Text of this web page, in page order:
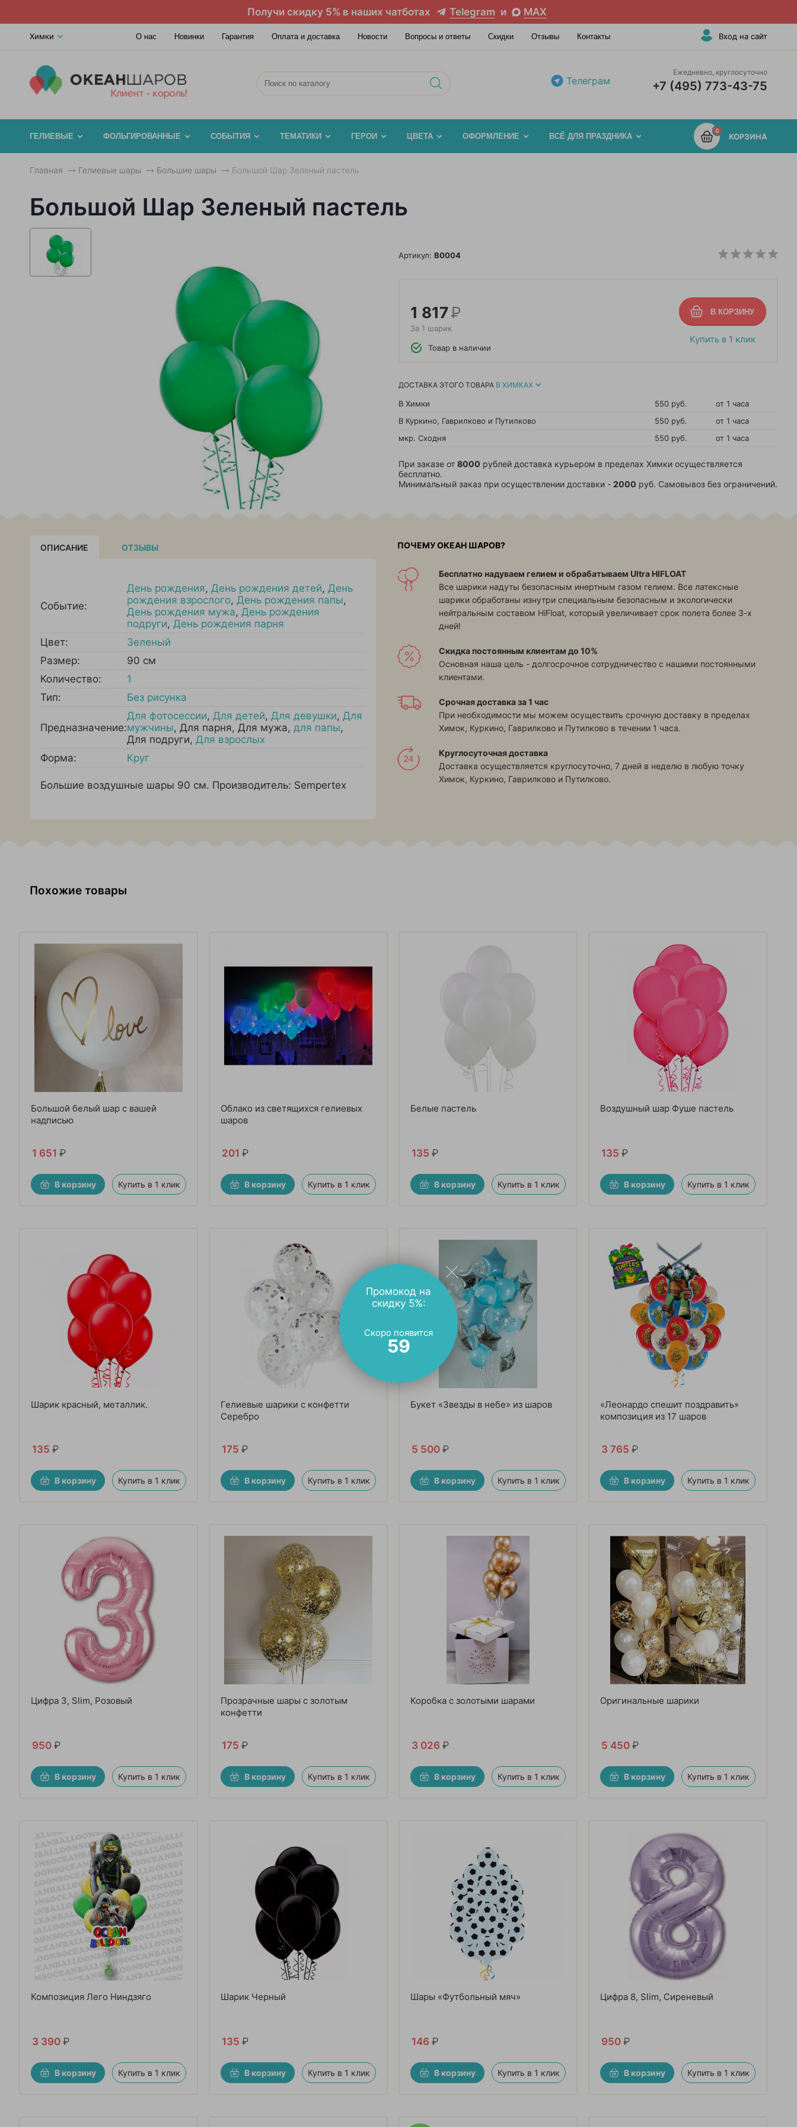
Получи скидку 5% в наших чатботах Telegram и MAX
Химки О нас Новинки Гарантия Оплата и доставка Новости Вопросы и ответы Скидки Отзывы Контакты Вход на сайт
Телеграм
Ежедневно, круглосуточно
+7 (495) 773-43-75
0
КОРЗИНА
ГЕЛИЕВЫЕ ФОЛЬГИРОВАННЫЕ СОБЫТИЯ ТЕМАТИКИ ГЕРОИ ЦВЕТА ОФОРМЛЕНИЕ ВСЁ ДЛЯ ПРАЗДНИКА
Главная Гелиевые шары Большие шары Большой Шар Зеленый пастель
Большой Шар Зеленый пастель
Артикул: B0004
Купить в 1 клик
1 817Р
За 1 шарик
Товар в наличии
ДОСТАВКА ЭТОГО ТОВАРА В ХИМКАХ
В Химки 550 руб.
от 1 часа
В Куркино, Гаврилково и Путилково
550 руб.
от 1 часа
мкр. Сходня
550 руб. от 1 часа
При заказе от 8000 рублей доставка курьером в пределах Химки осуществляется
бесплатно.
Минимальный заказ при осуществлении доставки - 2000 руб. Самовывоз без ограничений.
ОПИСАНИЕ ОТЗЫВЫ
Событие:
День рождения, День рождения детей, День
рождения взрослого, День рождения папы,
День рождения мужа, День рождения
подруги, День рождения парня
Цвет:
Зеленый
Размер:
90 см
Количество:
1
Тип:
Без рисунка
Предназначение:
Для фотосессии, Для детей, Для девушки, Для
мужчины, Для парня, Для мужа, для папы,
Для подруги, Для взрослых
Форма:
Круг
Большие воздушные шары 90 см. Производитель: Sempertex
ПОЧЕМУ ОКЕАН ШАРОВ?
Бесплатно надуваем гелием и обрабатываем Ultra HIFLOAT
Все шарики надуты безопасным инертным газом гелием. Все латексные
шарики обработаны изнутри специальным безопасным и экологически
нейтральным составом HiFloat, который увеличивает срок полета более 3-х
дней!
Скидка постоянным клиентам до 10%
Основная наша цель - долгосрочное сотрудничество с нашими постоянными
клиентами.
Срочная доставка за 1 час
При необходимости мы можем осуществить срочную доставку в пределах
Химок, Куркино, Гаврилково и Путилково в течении 1 часа.
Круглосуточная доставка
Доставка осуществляется круглосуточно, 7 дней в неделю в любую точку
Химок, Куркино, Гаврилково и Путилково.
Похожие товары
Большой белый шар с вашей
надписью
1 651 ₽
В корзину Купить в 1 клик
Облако из светящихся гелиевых
шаров
201 ₽
В корзину Купить в 1 клик
Белые пастель
135 ₽
В корзину Купить в 1 клик
Воздушный шар Фуше пастель
135 ₽
В корзину Купить в 1 клик
Шарик красный, металлик.
135 ₽
В корзину Купить в 1 клик
Гелиевые шарики с конфетти
Серебро
175 ₽
В корзину Купить в 1 клик
Букет «Звезды в небе» из шаров
5 500 ₽
В корзину Купить в 1 клик
«Леонардо спешит поздравить»
композиция из 17 шаров
3 765 ₽
В корзину Купить в 1 клик
Цифра 3, Slim, Розовый
950 ₽
В корзину Купить в 1 клик
Прозрачные шары с золотым
конфетти
175 ₽
В корзину Купить в 1 клик
Коробка с золотыми шарами
3 026 ₽
В корзину Купить в 1 клик
Оригинальные шарики
5 450 ₽
В корзину Купить в 1 клик
Композиция Лего Ниндзяго
3 390 ₽
В корзину Купить в 1 клик
Шарик Черный
135 ₽
В корзину Купить в 1 клик
Шары «Футбольный мяч»
146 ₽
В корзину Купить в 1 клик
Цифра 8, Slim, Сиреневый
950 ₽
В корзину Купить в 1 клик
Промокод на
скидку 5%:
Скоро появится
58